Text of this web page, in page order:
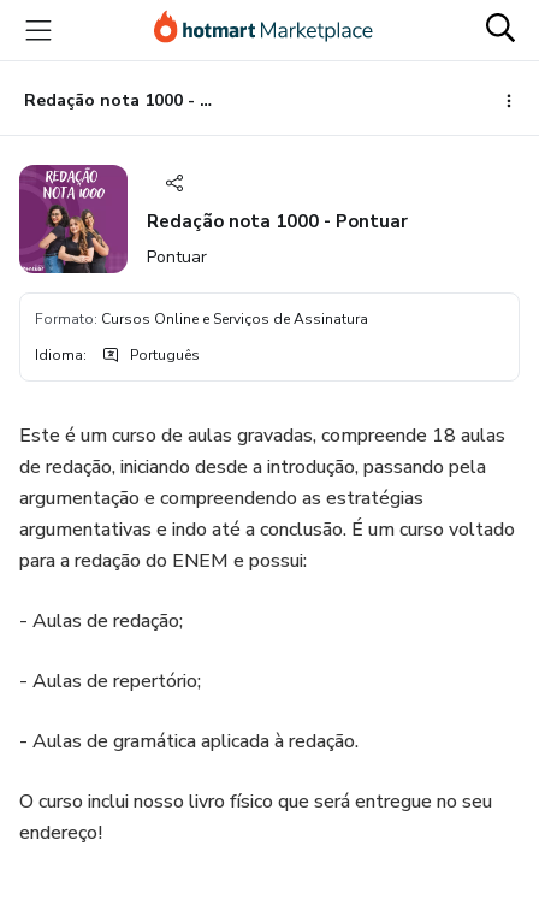
para
conteúdo
principal
para
pagamento
para
rodapé
Redação nota 1000 - Pontuar
Redação nota 1000 - Pontuar
Pontuar
Formato: Cursos Online e Serviços de Assinatura
Idioma: Português
Este é um curso de aulas gravadas, compreende 18 aulas
de redação, iniciando desde a introdução, passando pela
argumentação e compreendendo as estratégias
argumentativas e indo até a conclusão. É um curso voltado
para a redação do ENEM e possui:
- Aulas de redação;
- Aulas de repertório;
- Aulas de gramática aplicada à redação.
O curso inclui nosso livro físico que será entregue no seu
endereço!